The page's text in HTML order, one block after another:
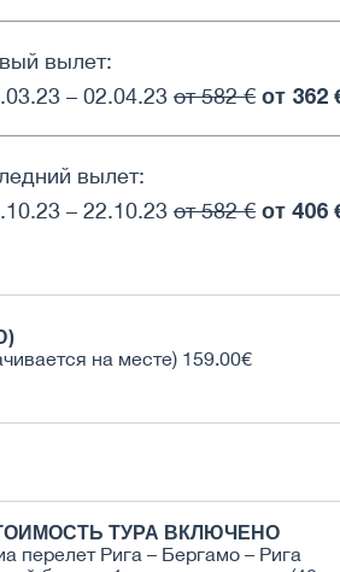
вылет:
– 02.04.23 от 582 € от 362
вылет:
– 22.10.23 от 582 € от 406
на месте) 159.00€
ТУРА ВКЛЮЧЕНО
перелет Рига – Бергамо – Рига